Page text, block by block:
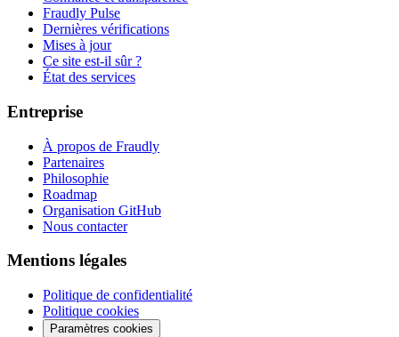
Fraudly Pulse
Dernières vérifications
Mises à jour
Ce site est-il sûr ?
État des services
Entreprise
À propos de Fraudly
Partenaires
Philosophie
Roadmap
Organisation GitHub
Nous contacter
Mentions légales
Politique de confidentialité
Politique cookies
Paramètres cookies